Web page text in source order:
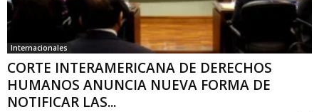
Internacionales
CORTE INTERAMERICANA DE DERECHOS
HUMANOS ANUNCIA NUEVA FORMA DE
NOTIFICAR LAS...